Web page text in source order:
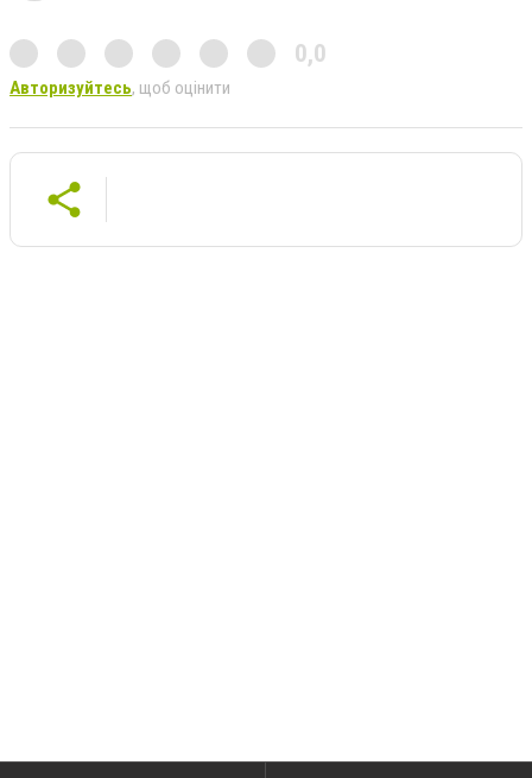
0,0
Авторизуйтесь, щоб оцінити